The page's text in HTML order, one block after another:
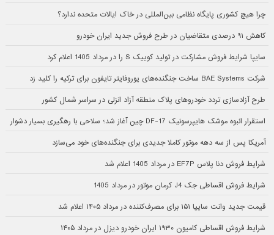
چرا هیچ کشوری پایگاه نظامی بین‌المللی در خاک ایالات متحده ندارد؟
کاهش ۹۱ درصدی متقاضیان در طرح فروش جدید ایران خودرو
سایپا شرایط فروش مشارکت در تولید کوییک S را در مرداد 1405 اعلام کرد
شرکت BAE Systems ساخت جنگنده‌های یوروفایتر تایفون برای ترکیه را کلید زد
طرح آزادسازی تردد خودروهای پلاک منطقه آزاد انزلی در سراسر شمال کشور
استقرار انبوه موشک هایپرسونیک DF-17 چین آغاز شد؛ سلاحی با رهگیری بسیار دشوار
آمریکا پس از سه دهه موتور کاملا جدیدی برای جنگنده‌های خود می‌سازد
شرایط فروش دنا پلاس EF7P در مرداد 1405 اعلام شد
شرایط فروش اقساطی جک J4 کرمان موتور در مرداد 1405
قیمت جدید وانت سایپا ۱۵۱ برای مصرف‌کننده در مرداد ۱۴۰۵ اعلام شد
شرایط فروش اقساطی کامیون ۱۹۳۰ ایران خودرو دیزل در مرداد ۱۴۰۵